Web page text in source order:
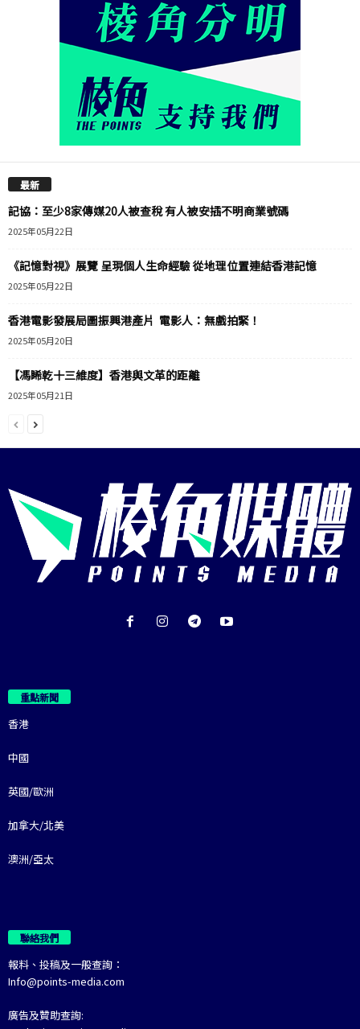
最新
記協：至少8家傳媒20人被查稅 有人被安插不明商業號碼
2025年05月22日
《記憶對視》展覽 呈現個人生命經驗 從地理位置連結香港記憶
2025年05月22日
香港電影發展局圖振興港產片 電影人：無戲拍緊！
2025年05月20日
【馮睎乾十三維度】香港與文革的距離
2025年05月21日
重點新聞
香港
中國
英國/歐洲
加拿大/北美
澳洲/亞太
聯絡我們
報料、投稿及一般查詢：
Info@points-media.com
廣告及贊助查詢: